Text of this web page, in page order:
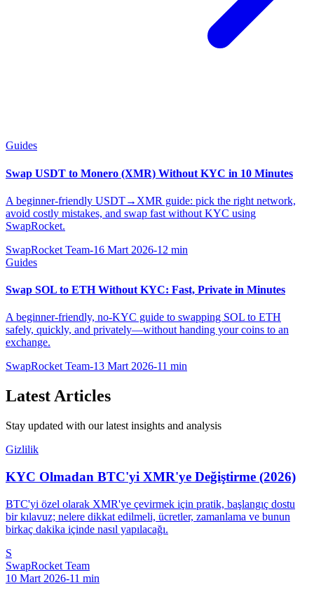
Guides
Swap USDT to Monero (XMR) Without KYC in 10 Minutes
A beginner-friendly USDT→XMR guide: pick the right network,
avoid costly mistakes, and swap fast without KYC using
SwapRocket.
SwapRocket Team-16 Mart 2026-12 min
Guides
Swap SOL to ETH Without KYC: Fast, Private in Minutes
A beginner-friendly, no-KYC guide to swapping SOL to ETH
safely, quickly, and privately—without handing your coins to an
exchange.
SwapRocket Team-13 Mart 2026-11 min
Latest Articles
Stay updated with our latest insights and analysis
Gizlilik
KYC Olmadan BTC'yi XMR'ye Değiştirme (2026)
BTC'yi özel olarak XMR'ye çevirmek için pratik, başlangıç dostu
bir kılavuz; nelere dikkat edilmeli, ücretler, zamanlama ve bunun
birkaç dakika içinde nasıl yapılacağı.
S
SwapRocket Team
10 Mart 2026-11 min